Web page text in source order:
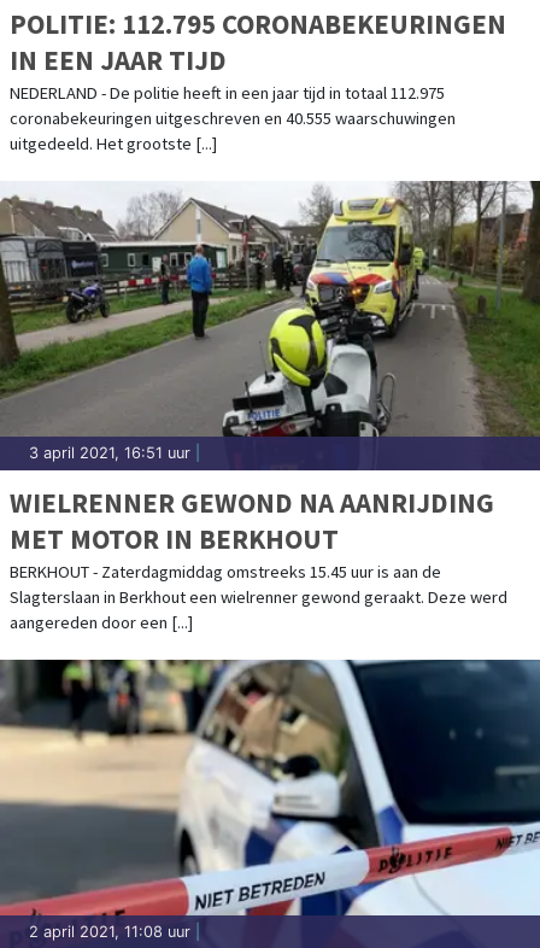
POLITIE: 112.795 CORONABEKEURINGEN
IN EEN JAAR TIJD
NEDERLAND - De politie heeft in een jaar tijd in totaal 112.975
coronabekeuringen uitgeschreven en 40.555 waarschuwingen
uitgedeeld. Het grootste [...]
3 april 2021, 16:51 uur
WIELRENNER GEWOND NA AANRIJDING
MET MOTOR IN BERKHOUT
BERKHOUT - Zaterdagmiddag omstreeks 15.45 uur is aan de
Slagterslaan in Berkhout een wielrenner gewond geraakt. Deze werd
aangereden door een [...]
2 april 2021, 11:08 uur